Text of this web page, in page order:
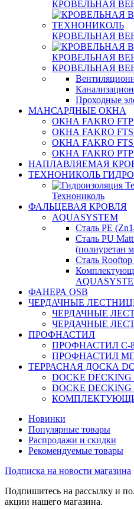
КРОВЕЛЬНАЯ
КРОВЕЛЬНАЯ
КРОВЕЛЬНАЯ
КРОВЕЛЬНАЯ
Проходные
МАНСАРДНЫЕ ОКНА
ОКНА FAKRO FTP
ОКНА FAKRO FTS
ОКНА FAKRO FTS
ОКНА FAKRO PTP
НАПЛАВЛЯЕМАЯ
ТЕХНОНИКОЛЬ
Технониколь
ФАЛЬЦЕВАЯ КРОВЛЯ
AQUASYSTEM
Сталь PE
Сталь PU
(полиуретан
Сталь Rooftop
ФАНЕРА OSB
ЧЕРДАЧНЫЕ
ЧЕРДАЧНЫЕ
ЧЕРДАЧНЫЕ
ПРОФНАСТИЛ
ПРОФНАСТИЛ C-
ПРОФНАСТИЛ
ТЕРРАСНАЯ ДОСКА
DOCKE DECKING
DOCKE
Новинки
Популярные товары
Распродажи и скидки
Рекомендуемые товары
Подписка на новости магазина
Подпишитесь на рассылку и
акции нашего магазина.